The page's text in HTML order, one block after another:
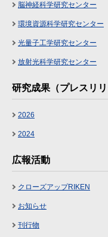
脳神経科学研究センター
環境資源科学研究センター
光量子工学研究センター
放射光科学研究センター
研究成果（プレスリリ
2026
2024
広報活動
クローズアップRIKEN
お知らせ
刊行物